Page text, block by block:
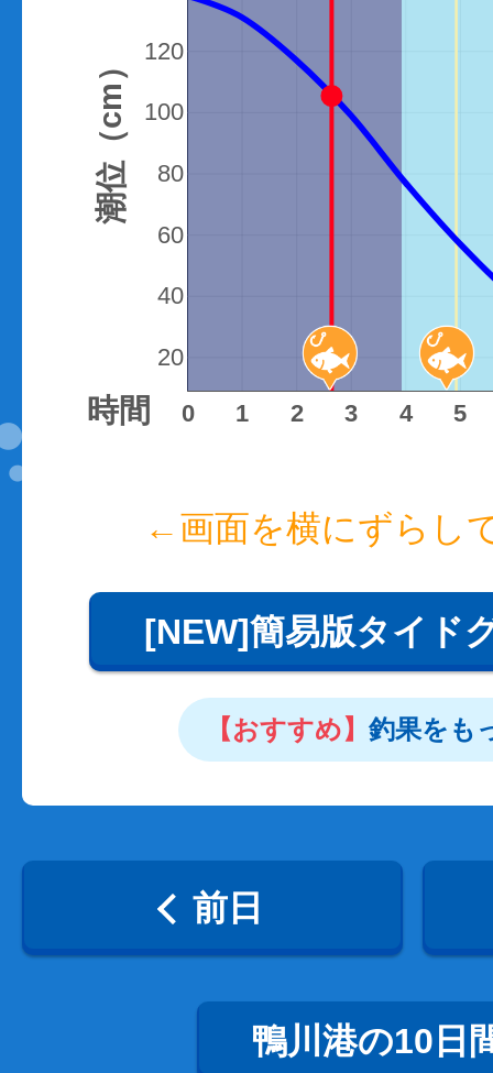
0 1 2 3 4 5
時間
20
40
60
80
100
120
潮位（cm）
←画面を横にずらし
[NEW]簡易版タイド
【おすすめ】 釣果をも
前日
鴨川港の10日